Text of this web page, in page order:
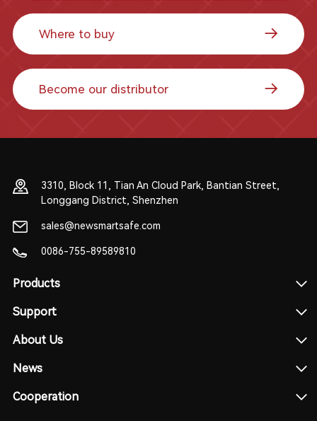
Where to buy
Become our distributor
3310, Block 11, Tian An Cloud Park, Bantian Street,
Longgang District, Shenzhen
sales@newsmartsafe.com
0086-755-89589810
Products
Support
About Us
News
Cooperation